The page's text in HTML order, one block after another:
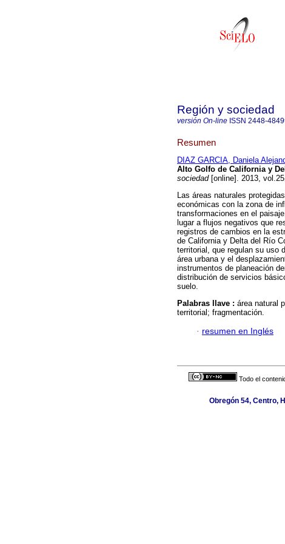
Región y sociedad
versión On-line ISSN 2448-4849
Resumen
DIAZ GARCIA, Daniela
Alto Golfo de California y
sociedad[online]. 2013,
Las áreas naturales
económicas con la zona de
transformaciones en el
lugar a flujos negativos que
registros de cambios en la
de California y Delta del Río
territorial, que regulan su uso
área urbana y el
instrumentos de planeación
distribución de servicios
suelo.
Palabras llave : área natural
territorial; fragmentación.
· resumen en Inglés
Todo el
Obregón 54, Centro,